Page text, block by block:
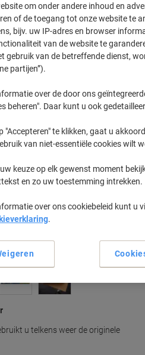
u telkens weer de originele
om onder andere inhoud en
of de toegang tot onze website te
bijv. uw IP-adres en browser
van de website te
gebruik van de betreffende dienst,
partijen”).
over de door ons
beheren". Daar kunt u ook
"Accepteren" te klikken, gaat u
van niet-essentiële cookies wilt
keuze op elk gewenst moment
en zo uw toestemming intrekken.
over ons cookiebeleid kunt u
.